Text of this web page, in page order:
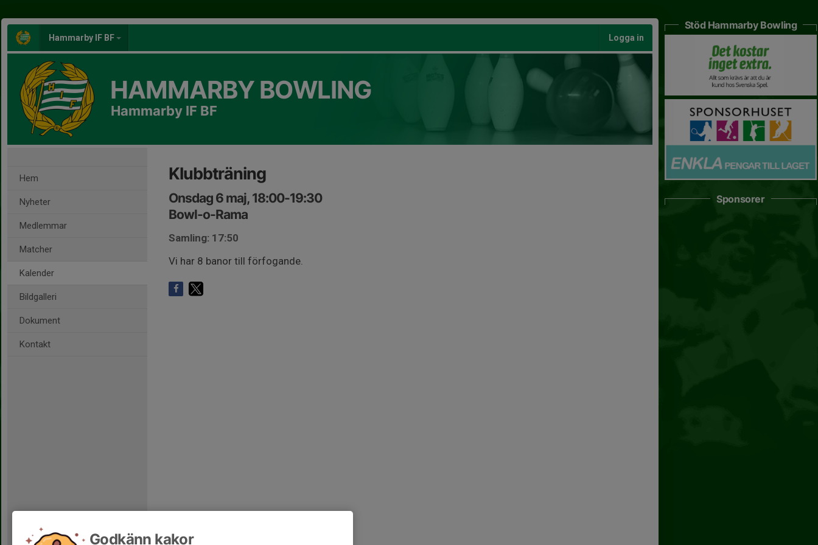
Hammarby IF BF Logga in
HAMMARBY BOWLING
Hammarby IF BF
Hem
Nyheter
Medlemmar
Matcher
Kalender
Bildgalleri
Dokument
Kontakt
Klubbträning
Onsdag 6 maj, 18:00-19:30
Bowl-o-Rama
Samling: 17:50
Vi har 8 banor till förfogande.
Stöd Hammarby Bowling
Sponsorer
Godkänn kakor